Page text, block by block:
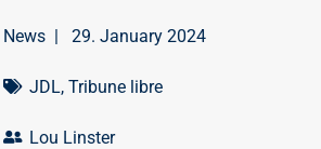
News| 29. January 2024
JDL, Tribune libre
Lou Linster